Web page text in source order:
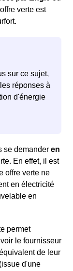
verte est
sur ce sujet,
réponses à
d'énergie
se demander en
En effet, il est
offre verte ne
en électricité
en
permet
le fournisseur
de leur
d'une